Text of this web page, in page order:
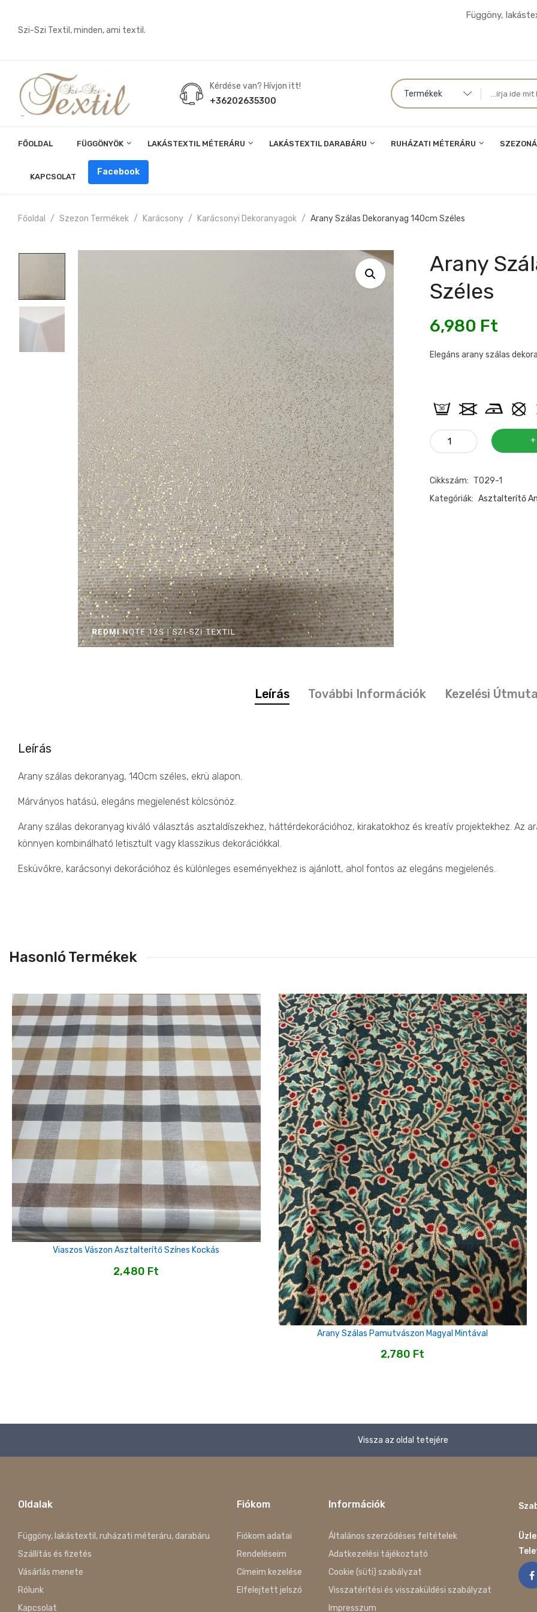
Szi-Szi Textil, minden, ami textil.
Függöny,
Kérdése van? Hívjon itt!
+36202635300
Termékek
FŐOLDAL FÜGGÖNYÖK LAKÁSTEXTIL MÉTERÁRU LAKÁSTEXTIL DARABÁRU RUHÁZATI MÉTERÁRU
KAPCSOLAT Facebook
Főoldal Szezon Termékek Karácsony Karácsonyi Dekoranyagok Arany Szálas Dekoranyag 140cm Széles
Arany
Széles
6,980 Ft
Elegáns arany szálas
Arany
140cm
széles
Cikkszám: T029-1
Kategóriák: Asztalterítő
Leírás További Információk Kezelési
Leírás
Arany szálas dekoranyag, 140cm széles, ekrü alapon.
Márványos hatású, elegáns megjelenést kölcsönöz.
Arany szálas dekoranyag kiváló választás asztaldíszekhez, háttérdekorációhoz, kirakatokhoz és kreatív projektekhez. Az
könnyen kombinálható letisztult vagy klasszikus dekorációkkal.
Esküvőkre, karácsonyi dekorációhoz és különleges eseményekhez is ajánlott, ahol fontos az elegáns megjelenés.
Hasonló Termékek
Viaszos Vászon Asztalterítő Színes Kockás
2,480 Ft
Arany Szálas Pamutvászon Magyal Mintával
2,780 Ft
Vissza az oldal tetejére
Oldalak
Függöny, lakástextil, ruházati méteráru, darabáru
Szállítás és fizetés
Vásárlás menete
Rólunk
Kapcsolat
Fiókom
Fiókom adatai
Rendeléseim
Címeim kezelése
Elfelejtett jelszó
Információk
Általános szerződéses feltételek
Adatkezelési tájékoztató
Cookie (süti) szabályzat
Visszatérítési és visszaküldési szabályzat
Impresszum